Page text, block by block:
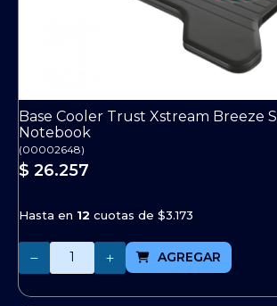
Base Cooler Trust Xstream Breeze
Notebook
(00002648)
$ 26.257
Hasta en 12 cuotas de $3.173
AGREGAR